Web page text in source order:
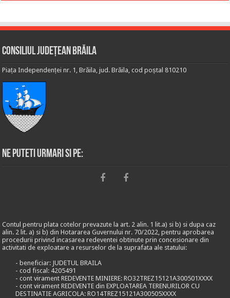
Consiliul Județean Brăila
Piața Independenței nr. 1, Brăila, jud. Brăila, cod poștal 810210
Ne puteti urmari si pe:
Contul pentru plata cotelor prevazute la art. 2 alin. 1 lit.a) si b) si dupa caz
alin. 2 lit. a) si b) din Hotararea Guvernului nr. 70/2022, pentru aprobarea
procedurii privind incasarea redeventei obtinute prin concesionare din
activitati de exploatare a resurselor de la suprafata ale statului:
- beneficiar: JUDETUL BRAILA
- cod fiscal: 4205491
- cont virament REDEVENTE MINIERE: RO32TREZ15121A300501XXXX
- cont virament REDEVENTE din EXPLOATAREA TERENURILOR CU
DESTINATIE AGRICOLA: RO14TREZ15121A300505XXXX